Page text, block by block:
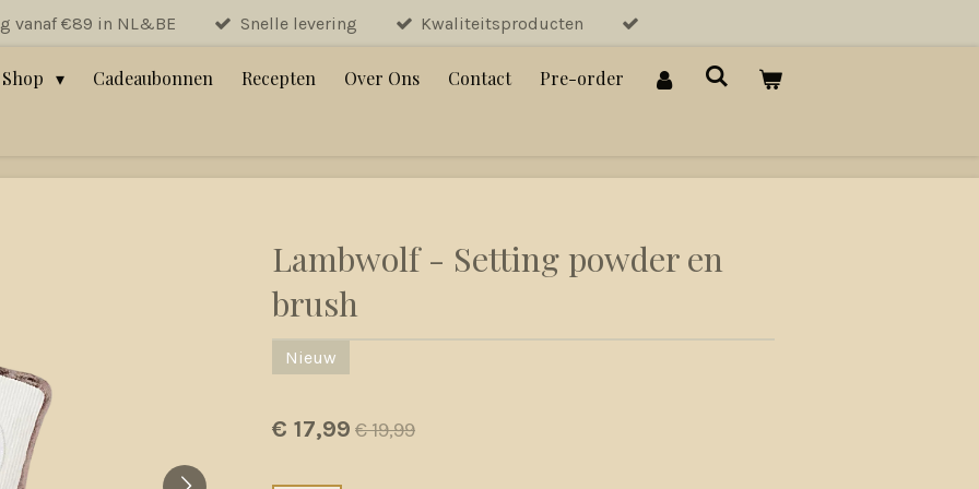
vanaf €89 in NL&BE Snelle levering Kwaliteitsproducten
Shop Cadeaubonnen Recepten Over Ons Contact Pre-order
Lambwolf - Setting powder en
brush
Nieuw
€ 17,99 € 19,99